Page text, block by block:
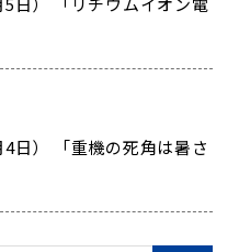
日） 「重機の死角は暑さ